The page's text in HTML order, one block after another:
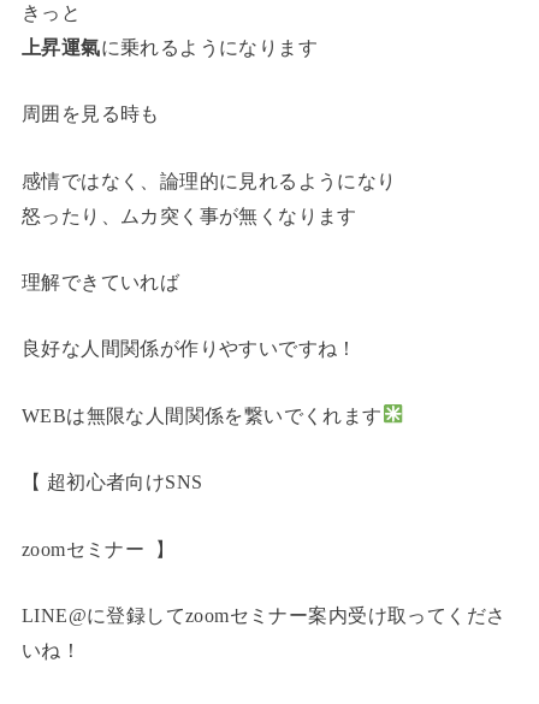
きっと
上昇運氣に乗れるようになります
周囲を見る時も
感情ではなく、論理的に見れるようになり
怒ったり、ムカ突く事が無くなります
理解できていれば
良好な人間関係が作りやすいですね！
WEBは無限な人間関係を繋いでくれます
【 超初心者向けSNS
zoomセミナー 】
LINE@に登録してzoomセミナー案内受け取ってくださ
いね！